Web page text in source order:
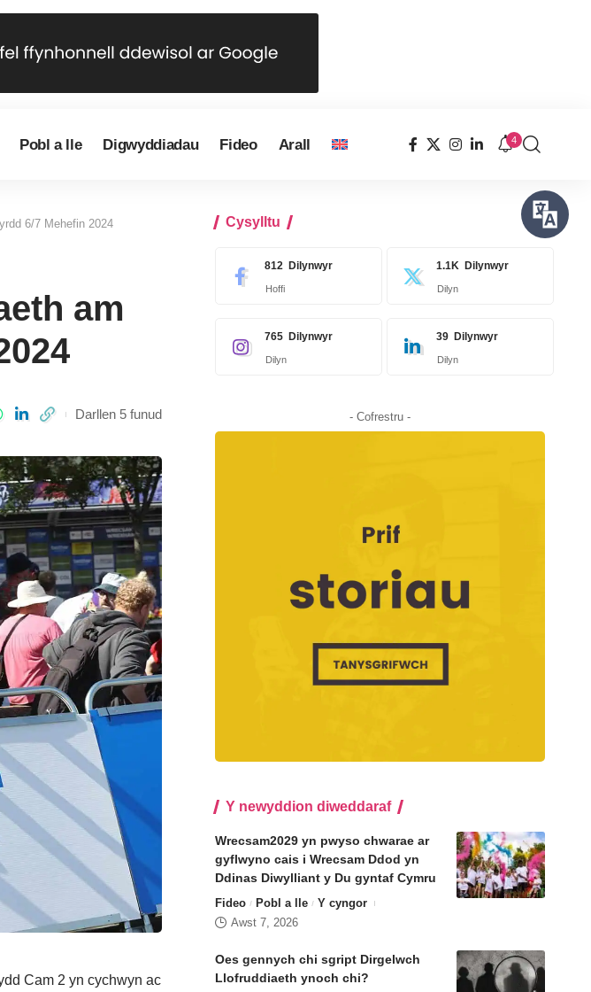
Pobl a lle Digwyddiadau Fideo Arall 4
6/7 Mehefin 2024
am
Darllen 5 funud
Cam 2 yn cychwyn ac
Cysylltu
812 Dilynwyr
Hoffi
1.1K Dilynwyr
Dilyn
765 Dilynwyr
Dilyn
39 Dilynwyr
Dilyn
- Cofrestru -
Y newyddion diweddaraf
Wrecsam2029 yn pwyso chwarae ar
gyflwyno cais i Wrecsam Ddod yn
Ddinas Diwylliant y Du gyntaf Cymru
Fideo Pobl a lle
Y cyngor
Awst 7, 2026
Oes gennych chi sgript Dirgelwch
Llofruddiaeth ynoch chi?